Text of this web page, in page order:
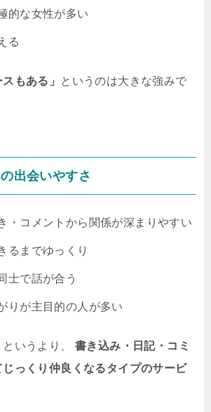
的な女性が多い
る
もある」
というのは大きな強みで
出会いやすさ
・コメントから関係が深まりやすい
るまでゆっくり
士で話が合う
りが主目的の人が多い
というより、 書き込み・日記・コミ
っくり仲良くなるタイプのサービ